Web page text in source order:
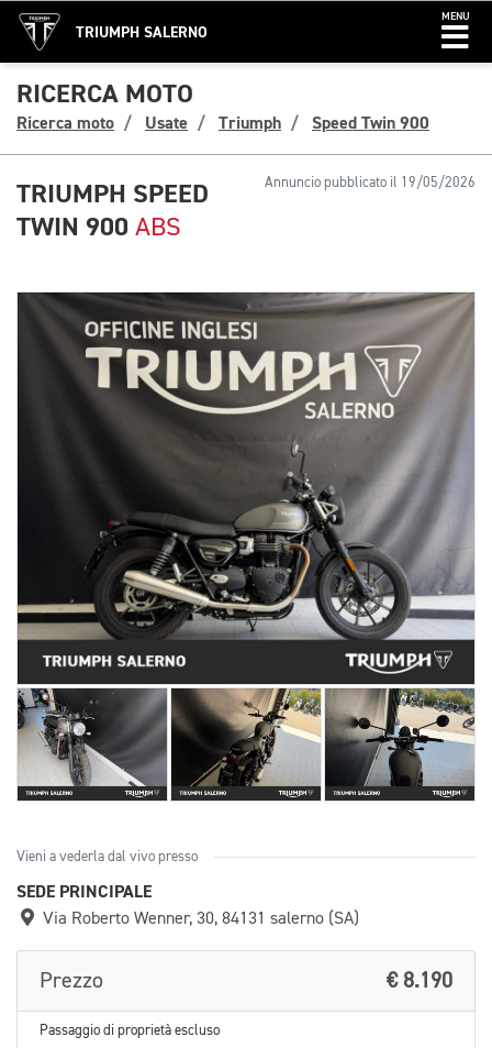
TRIUMPH SALERNO
MENU
RICERCA MOTO
Ricerca moto Usate Triumph Speed Twin 900
Annuncio pubblicato il 19/05/2026
TRIUMPH SPEED
TWIN 900 ABS
Vieni a vederla dal vivo presso
SEDE PRINCIPALE
Via Roberto Wenner, 30, 84131 salerno (SA)
Prezzo € 8.190
Passaggio di proprietà escluso